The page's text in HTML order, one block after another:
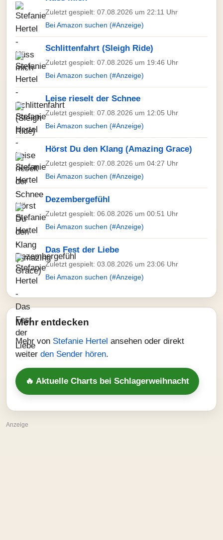
Zuletzt gespielt: 07.08.2026 um 22:11 Uhr
Bei Amazon suchen (#Anzeige)
Schlittenfahrt (Sleigh Ride)
Zuletzt gespielt: 07.08.2026 um 19:46 Uhr
Bei Amazon suchen (#Anzeige)
Leise rieselt der Schnee
Zuletzt gespielt: 07.08.2026 um 12:05 Uhr
Bei Amazon suchen (#Anzeige)
Hörst Du den Klang (Amazing Grace)
Zuletzt gespielt: 07.08.2026 um 04:27 Uhr
Bei Amazon suchen (#Anzeige)
Dezembergefühl
Zuletzt gespielt: 06.08.2026 um 00:51 Uhr
Bei Amazon suchen (#Anzeige)
Das Fest der Liebe
Zuletzt gespielt: 03.08.2026 um 23:06 Uhr
Bei Amazon suchen (#Anzeige)
Mehr entdecken
Mehr von Stefanie Hertel ansehen oder direkt
weiter den Sender hören.
🔥 Aktuelle Charts bei Schlagerweihnacht
Anzeige